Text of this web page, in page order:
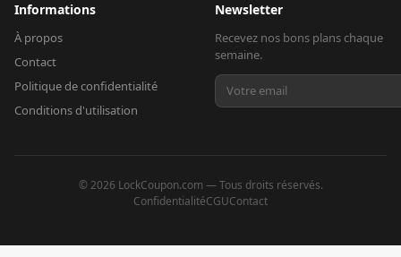
Informations
À propos
Contact
Politique de confidentialité
Conditions d'utilisation
Newsletter
Recevez nos bons plans chaque
semaine.
©2026 LockCoupon.com — Tous droits réservés.
ConfidentialitéCGUContact